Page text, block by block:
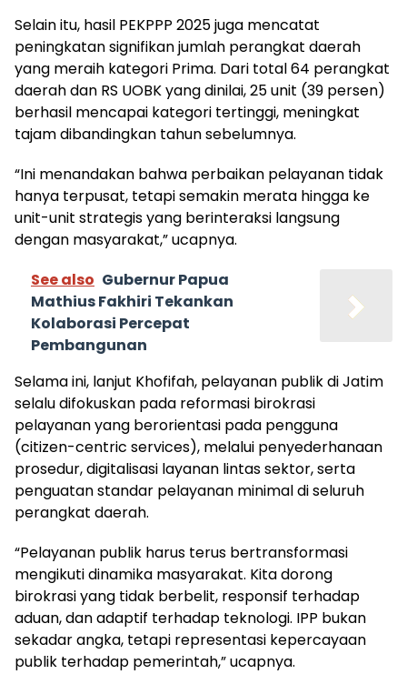
Selain itu, hasil PEKPPP 2025 juga mencatat
peningkatan signifikan jumlah perangkat daerah
yang meraih kategori Prima. Dari total 64 perangkat
daerah dan RS UOBK yang dinilai, 25 unit (39 persen)
berhasil mencapai kategori tertinggi, meningkat
tajam dibandingkan tahun sebelumnya.
“Ini menandakan bahwa perbaikan pelayanan tidak
hanya terpusat, tetapi semakin merata hingga ke
unit-unit strategis yang berinteraksi langsung
dengan masyarakat,” ucapnya.
See also Gubernur Papua
Mathius Fakhiri Tekankan
Kolaborasi Percepat
Pembangunan
Selama ini, lanjut Khofifah, pelayanan publik di Jatim
selalu difokuskan pada reformasi birokrasi
pelayanan yang berorientasi pada pengguna
(citizen-centric services), melalui penyederhanaan
prosedur, digitalisasi layanan lintas sektor, serta
penguatan standar pelayanan minimal di seluruh
perangkat daerah.
“Pelayanan publik harus terus bertransformasi
mengikuti dinamika masyarakat. Kita dorong
birokrasi yang tidak berbelit, responsif terhadap
aduan, dan adaptif terhadap teknologi. IPP bukan
sekadar angka, tetapi representasi kepercayaan
publik terhadap pemerintah,” ucapnya.